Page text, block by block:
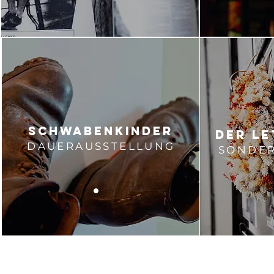
DAUERAUSSTELLUNG
.
SCHWABENKINDER DER